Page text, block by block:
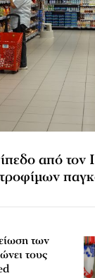
από τον
των
τους